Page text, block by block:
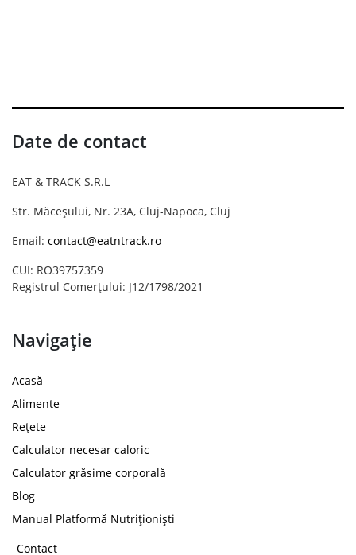
Date de contact
EAT & TRACK S.R.L
Str. Măceșului, Nr. 23A, Cluj-Napoca, Cluj
Email: contact@eatntrack.ro
CUI: RO39757359
Registrul Comerțului: J12/1798/2021
Navigație
Acasă
Alimente
Rețete
Calculator necesar caloric
Calculator grăsime corporală
Blog
Manual Platformă Nutriționiști
Contact